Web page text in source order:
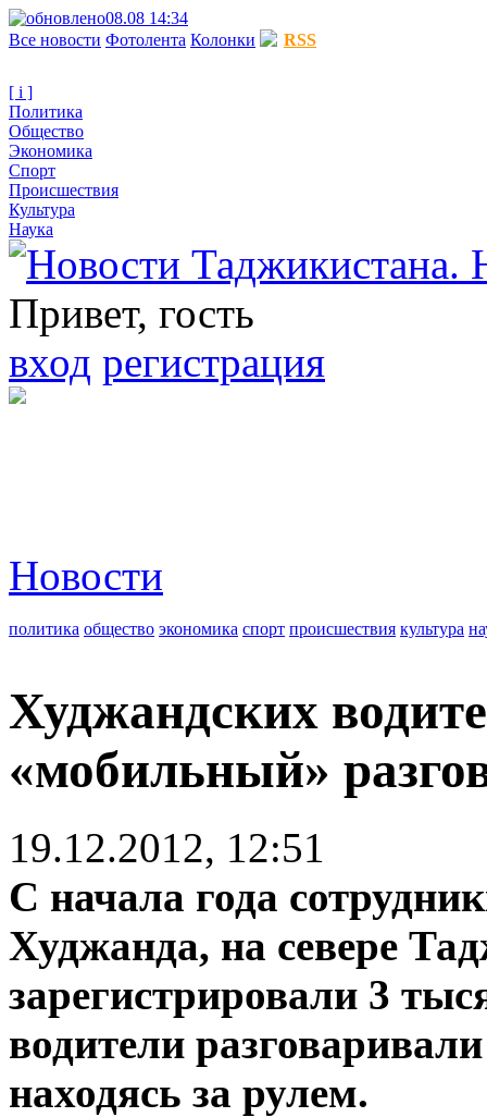
08.08 14:34
Все новости Фотолента Колонки RSS
[ i ]
Политика
Общество
Экономика
Спорт
Происшествия
Культура
Наука
Привет, гость
вход регистрация
Новости
политика общество экономика спорт происшествия культура
Худжандских
«мобильный»
19.12.2012, 12:51
С начала года
Худжанда, на севере
зарегистрировали 3
водители
находясь за рулем.